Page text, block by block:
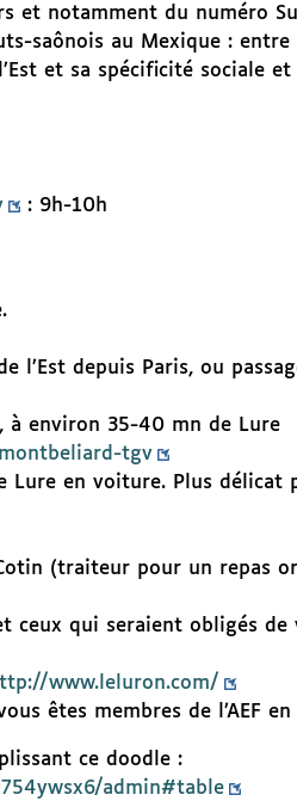
et notamment du numéro
saônois au Mexique : entre
et sa spécificité sociale et
: 9h-10h
l’Est depuis Paris, ou
à environ 35-40 mn de Lure
tgv
en voiture. Plus délicat
(traiteur pour un repas
ceux qui seraient obligés
www.leluron.com/
êtes membres de l’AEF en
ce doodle :
admin#table